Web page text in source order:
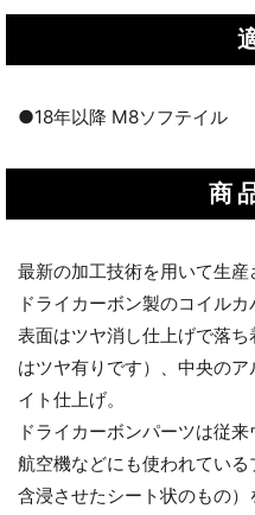
●18年以降 M8ソフテイル
商
最新の加工技術を用いて生
ドライカーボン製のコイルカ
表面はツヤ消し仕上げで落
はツヤ有りです）、中央の
イト仕上げ。
ドライカーボンパーツは従
航空機などにも使われてい
含浸させたシート状のもの